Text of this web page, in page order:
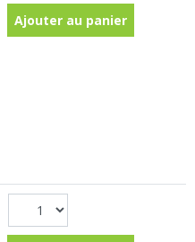
Ajouter au panier